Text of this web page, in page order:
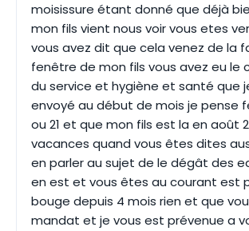
moisissure étant donné que déjà
mon fils vient nous voir vous etes
vous avez dit que cela venez de la
fenêtre de mon fils vous avez eu le
du service et hygiène et santé que
envoyé au début de mois je pense
ou 21 et que mon fils est la en août
vacances quand vous êtes dites
en parler au sujet de le dégât des
en est et vous êtes au courant est
bouge depuis 4 mois rien et que
mandat et je vous est prévenue a